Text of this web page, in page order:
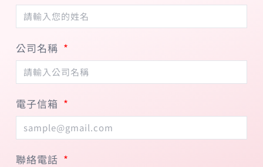
公司名稱
電子信箱
聯絡電話